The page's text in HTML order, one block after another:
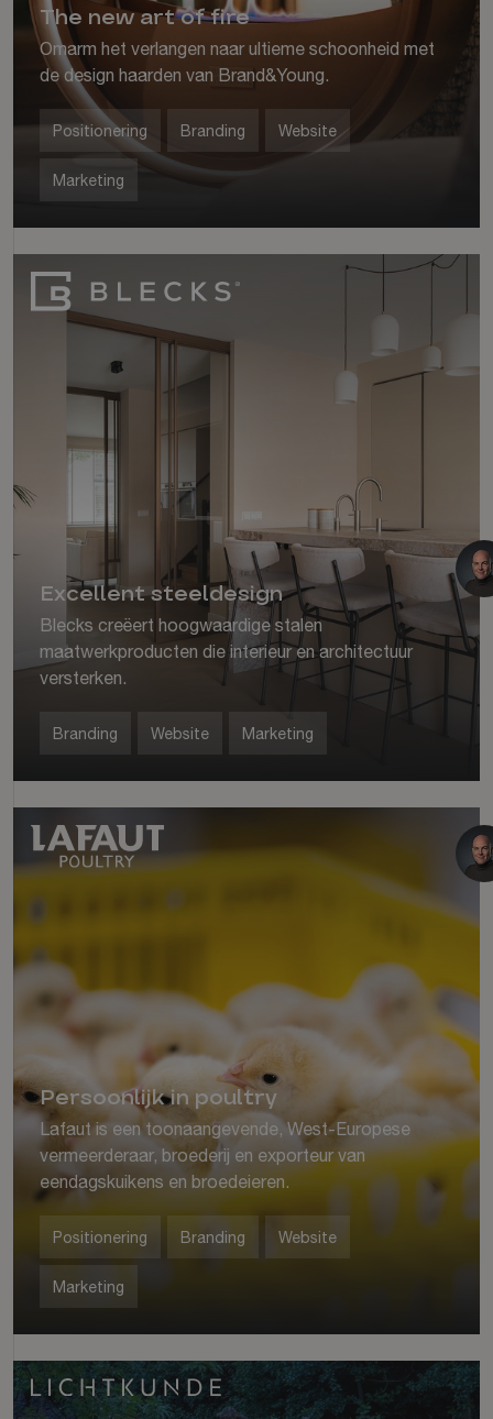
The new art of fire
Omarm het verlangen naar ultieme schoonheid met
de design haarden van Brand&Young.
Positionering Branding Website
Marketing
Excellent steeldesign
Blecks creëert hoogwaardige stalen
maatwerkproducten die interieur en architectuur
versterken.
Branding Website Marketing
Persoonlijk in poultry
Lafaut is een toonaangevende, West-Europese
vermeerderaar, broederij en exporteur van
eendagskuikens en broedeieren.
Positionering Branding Website
Marketing